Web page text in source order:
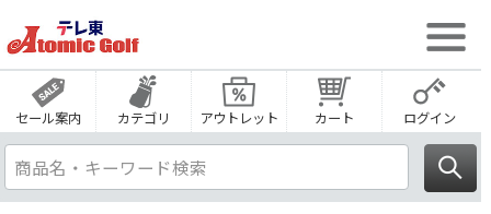
セール案内 カテゴリ アウトレット カート ログイン